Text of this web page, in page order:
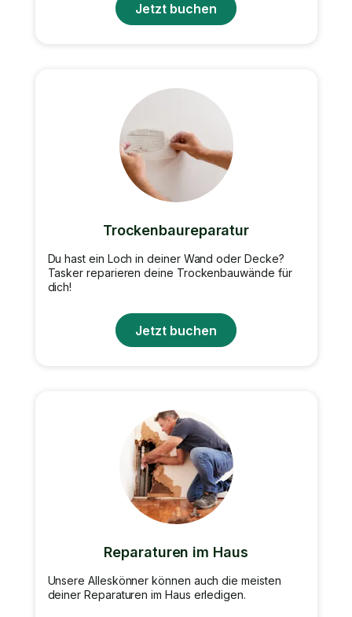
Jetzt buchen
Trockenbaureparatur
Du hast ein Loch in deiner Wand oder Decke?
Tasker reparieren deine Trockenbauwände für
dich!
Jetzt buchen
Reparaturen im Haus
Unsere Alleskönner können auch die meisten
deiner Reparaturen im Haus erledigen.